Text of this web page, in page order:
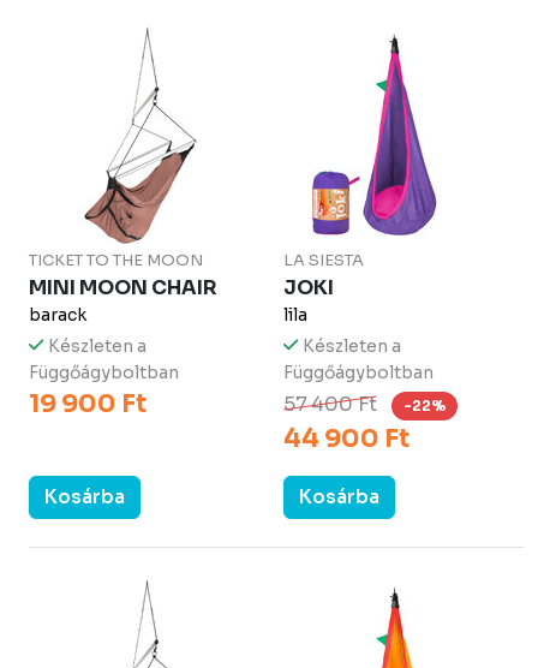
TICKET TO THE MOON
MINI MOON CHAIR
barack
Készleten a
Függőágyboltban
19 900 Ft
Kosárba
LA SIESTA
JOKI
lila
Készleten a
Függőágyboltban
57 400 Ft -22%
44 900 Ft
Kosárba